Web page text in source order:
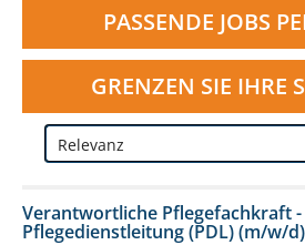
PASSENDE JOBS
GRENZEN SIE IHRE
Verantwortliche Pflegefachkraft -
Pflegedienstleitung (PDL) (m/w/d)